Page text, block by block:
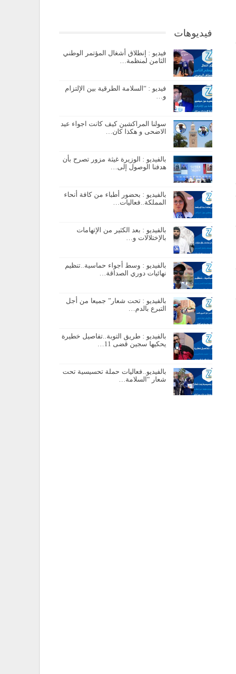
فيديوهات
فيديو : إنطلاق أشغال المؤتمر الوطني
الثامن لمنظمة…
فيديو : “السلامة الطرقية بين الإلتزام
و…
سولنا المراكشين كيف كانت اجواء عيد
الاضحى و هكذا كان…
بالفيديو : الوزيرة غيثة مزور تصرح بأن
هدفنا الوصول إلى…
بالفيديو : بحضور أطباء من كافة أنحاء
المملكة..فعاليات…
بالفيديو : بعد الكثير من الإتهامات
بالإختلالات و…
بالفيديو : وسط أجواء حماسية..تنظيم
نهائيات دوري الصداقة…
بالفيديو : تحت شعار” جميعا من أجل
التبرع بالدم…
بالفيديو : طريق التوبة..تفاصيل خطيرة
يحكيها سجين قضى 11…
بالفيديو..فعاليات حملة تحسيسية تحت
شعار “السلامة…